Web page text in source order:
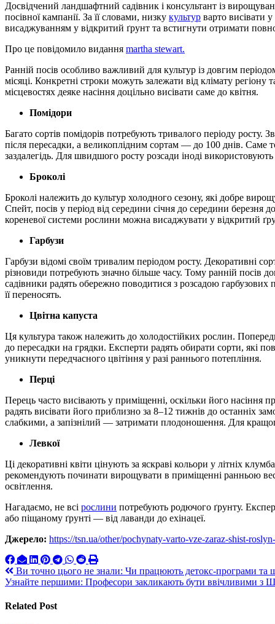
Досвідчений ландшафтний садівник і консультант із вирощування рослин Тері Спейт радить не відкладати старт
посівної кампанії. За її словами, низку культур варто висівати
висаджуванням у відкритий ґрунт та встигнути отримати
Про це повідомило видання martha stewart.
Ранній посів особливо важливий для культур із довгим
місяці. Конкретні строки можуть залежати від клімату регіону
місцевостях деяке насіння доцільно висівати саме до квітня.
Помідори
Багато сортів помідорів потребують тривалого періоду
після пересадки, а великоплідним сортам — до 100 днів. Саме
заздалегідь. Для швидшого росту розсади іноді
Броколі
Броколі належить до культур холодного сезону, які добре
Спейт, посів у період від середини січня до середини березня
кореневої системи рослини можна висаджувати у відкритий
Гарбузи
Гарбузи відомі своїм тривалим періодом росту. Декоративні
різновиди потребують значно більше часу. Тому ранній посів
садівники радять обережно поводитися з розсадою гарбузових
її переносять.
Цвітна капуста
Ця культура також належить до холодостійких рослин.
до пересадки на грядки. Експерти радять обирати сорти, які
уникнути передчасного цвітіння у разі раннього потепління.
Перці
Перець часто висівають у приміщенні, оскільки його насіння
радять висівати його приблизно за 8–12 тижнів до останніх
слабкими, а запізнілий — затримати плодоношення. Для
Левкої
Ці декоративні квіти цінують за яскраві кольори у літніх
рекомендують починати вирощувати в приміщенні ранньою
освітлення.
Нагадаємо, не всі рослини потребують родючого ґрунту.
або піщаному ґрунті — від лаванди до ехінацеї.
Джерело: https://tsn.ua/other/pochynaty-varto-vze-zaraz-shist-
Навигация
по
записям
Ви точно цього не знали: Чи працюють детокс-програми та
Узнайте першими: Професори закликають бути ввічливими з
Related Post